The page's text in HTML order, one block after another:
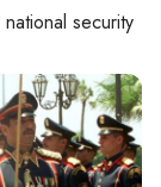
security